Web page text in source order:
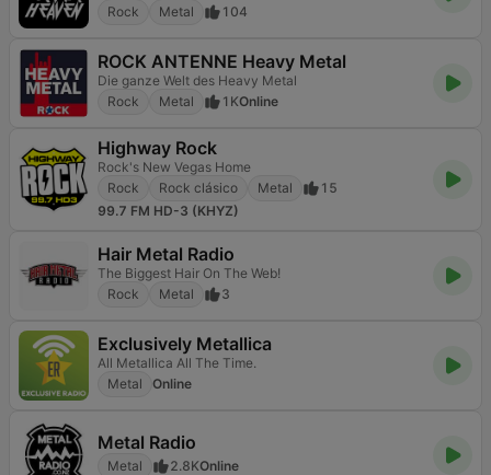
Rock
Metal 104
ROCK ANTENNE Heavy Metal
Die ganze Welt des Heavy Metal
Rock
Metal 1KOnline
Highway Rock
Rock's New Vegas Home
Rock
Rock clásico Metal
15
99.7 FM HD-3 (KHYZ)
Hair Metal Radio
The Biggest Hair On The Web!
Rock
Metal 3
Exclusively Metallica
All Metallica All The Time.
Metal
Online
Metal Radio
Metal 2.8KOnline